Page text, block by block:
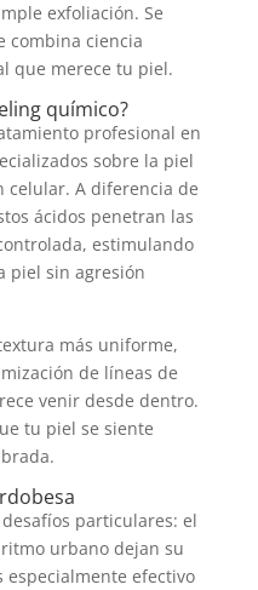
exfoliación. Se
combina ciencia
que merece tu piel.
químico?
profesional en
sobre la piel
celular. A diferencia de
ácidos penetran las
estimulando
piel sin agresión
más uniforme,
de líneas de
venir desde dentro.
tu piel se siente
particulares: el
urbano dejan su
especialmente efectivo